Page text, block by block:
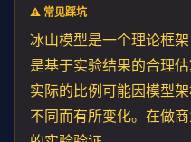
⚠️ 常见踩坑
冰山模型是一个理论框
是基于实验结果的合理
实际的比例可能因模型
不同而有所变化。在做